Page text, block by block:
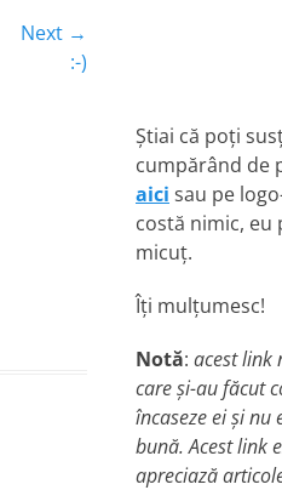
Next →
:-)
Știai că poți
cumpărând de
aici sau pe
costă nimic, eu
micuț.
Îți mulțumesc!
Notă: acest link
care și-au făcut
încaseze ei și
bună. Acest link
apreciază